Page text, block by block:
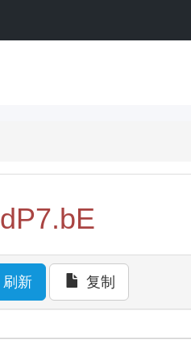
dP7.bE
刷新 复制